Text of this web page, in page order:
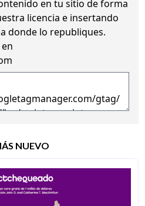
en tu sitio de forma
licencia e insertando
donde lo republiques.
NUEVO